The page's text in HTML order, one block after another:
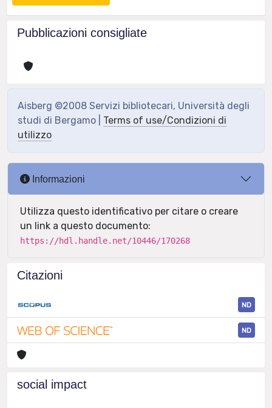
Pubblicazioni consigliate
Aisberg ©2008 Servizi bibliotecari, Università degli
studi di Bergamo | Terms of use/Condizioni di
utilizzo
Informazioni
Utilizza questo identificativo per citare o creare
un link a questo documento:
https://hdl.handle.net/10446/170268
Citazioni
ND
ND
social impact